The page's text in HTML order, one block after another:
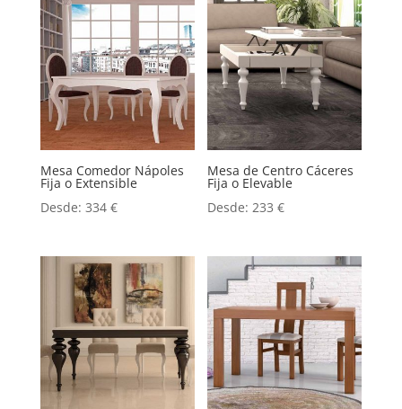
Mesa Comedor Nápoles
Fija o Extensible
Desde: 334 €
Mesa de Centro Cáceres
Fija o Elevable
Desde: 233€